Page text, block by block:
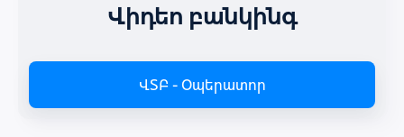
Վիդեո բանկինգ
ՎՏԲ - Օպերատոր